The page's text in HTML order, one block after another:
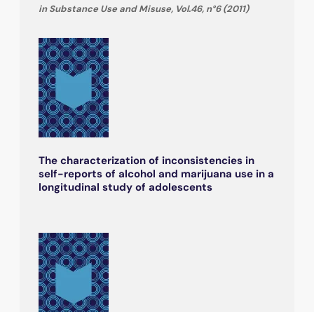
in Substance Use and Misuse, Vol.46, n°6 (2011)
The characterization of inconsistencies in
self-reports of alcohol and marijuana use in a
longitudinal study of adolescents